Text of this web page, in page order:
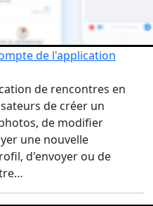
de l'application
de rencontres en
de créer un
de modifier
une nouvelle
d'envoyer ou de